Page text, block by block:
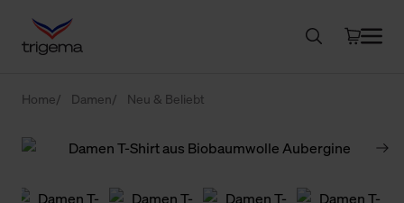
Home Damen Neu & Beliebt